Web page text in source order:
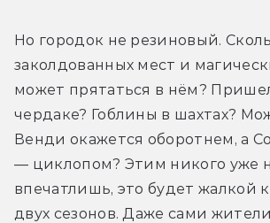
Но городок не резиновый.
заколдованных мест и
может прятаться в нём?
чердаке? Гоблины в шахтах?
Венди окажется оборотнем, а
— циклопом? Этим никого уже
впечатлишь, это будет жалкой
двух сезонов. Даже сами